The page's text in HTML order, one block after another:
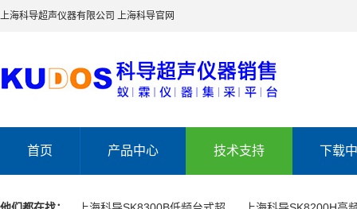
上海科导超声仪器有限公司 上海科导官网
首页 产品中心 技术支持 下载